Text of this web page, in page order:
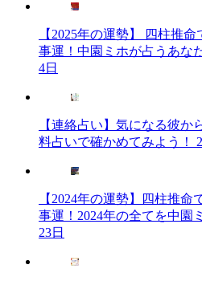
【2025年の運勢】 四柱推
事運！中園ミホが占うあな
4日
【連絡占い】気になる彼
料占いで確かめてみよう！
【2024年の運勢】四柱推
事運！2024年の全てを中園
23日